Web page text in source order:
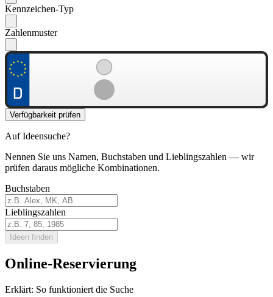
Kennzeichen-Typ
Zahlenmuster
Verfügbarkeit prüfen
Auf Ideensuche?
Nennen Sie uns Namen, Buchstaben und Lieblingszahlen — wir
prüfen daraus mögliche Kombinationen.
Buchstaben
Lieblingszahlen
Ideen finden
Online-Reservierung
Erklärt: So funktioniert die Suche